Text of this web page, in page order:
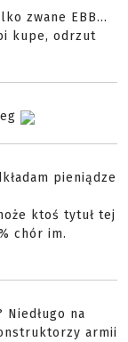
zwane EBB...
kupe, odrzut
pieniądze
ktoś tytuł tej
chór im.
na
armii